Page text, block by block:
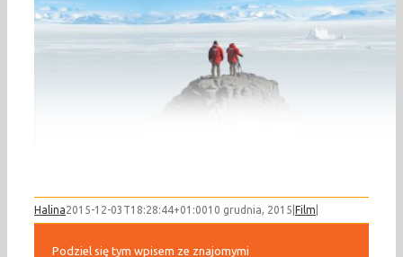
Halina2015-12-03T18:28:44+01:0010 grudnia, 2015 Film
Podziel się tym wpisem ze znajomymi